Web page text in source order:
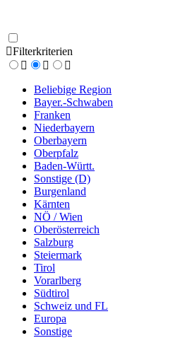
Filterkriterien
Beliebige Region
Bayer.-Schwaben
Franken
Niederbayern
Oberbayern
Oberpfalz
Baden-Württ.
Sonstige (D)
Burgenland
Kärnten
NÖ / Wien
Oberösterreich
Salzburg
Steiermark
Tirol
Vorarlberg
Südtirol
Schweiz und FL
Europa
Sonstige